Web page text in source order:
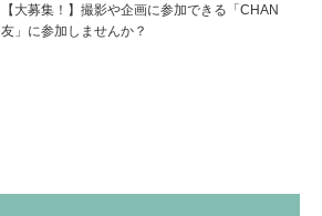
【大募集！】撮影や企画に参加できる「CHAN
友」に参加しませんか？